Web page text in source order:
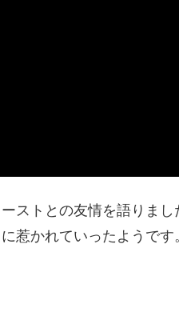
ストとの友情を語りま
惹かれていったようです